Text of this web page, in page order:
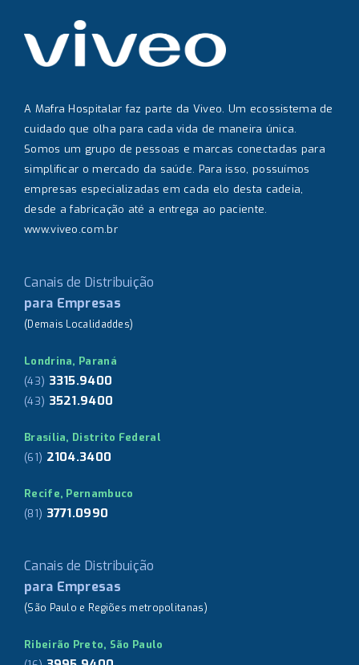
A Mafra Hospitalar faz parte da Viveo. Um ecossistema de
cuidado que olha para cada vida de maneira única.
Somos um grupo de pessoas e marcas conectadas para
simplificar o mercado da saúde. Para isso, possuímos
empresas especializadas em cada elo desta cadeia,
desde a fabricação até a entrega ao paciente.
www.viveo.com.br
Canais de Distribuição
para Empresas
(Demais Localidaddes)
Londrina, Paraná
(43) 3315.9400
(43) 3521.9400
Brasília, Distrito Federal
(61) 2104.3400
Recife, Pernambuco
(81) 3771.0990
Canais de Distribuição
para Empresas
(São Paulo e Regiões metropolitanas)
Ribeirão Preto, São Paulo